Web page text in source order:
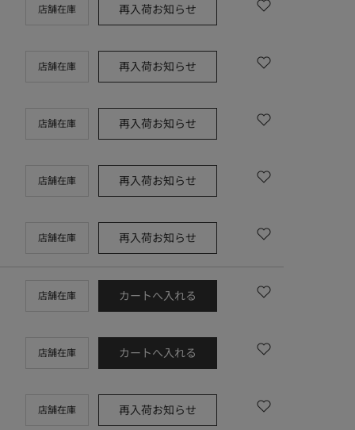
店舗在庫 再入荷お知らせ
店舗在庫 再入荷お知らせ
店舗在庫 再入荷お知らせ
店舗在庫 再入荷お知らせ
店舗在庫 再入荷お知らせ
店舗在庫 カートへ入れる
店舗在庫 カートへ入れる
店舗在庫 再入荷お知らせ